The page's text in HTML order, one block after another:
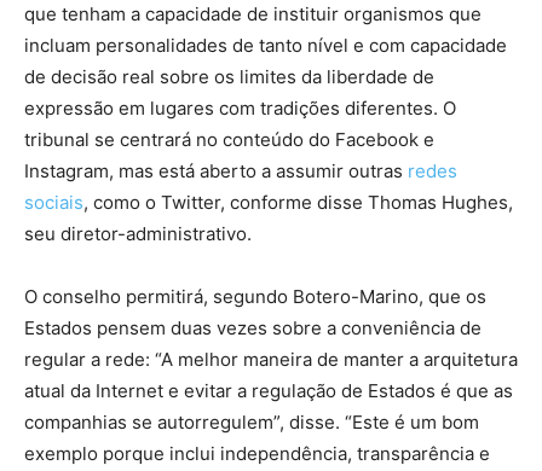
que tenham a capacidade de instituir organismos que
incluam personalidades de tanto nível e com capacidade
de decisão real sobre os limites da liberdade de
expressão em lugares com tradições diferentes. O
tribunal se centrará no conteúdo do Facebook e
Instagram, mas está aberto a assumir outras redes
sociais, como o Twitter, conforme disse Thomas Hughes,
seu diretor-administrativo.
O conselho permitirá, segundo Botero-Marino, que os
Estados pensem duas vezes sobre a conveniência de
regular a rede: “A melhor maneira de manter a arquitetura
atual da Internet e evitar a regulação de Estados é que as
companhias se autorregulem”, disse. “Este é um bom
exemplo porque inclui independência, transparência e